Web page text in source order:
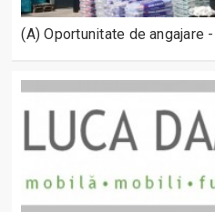
(A) Oportunitate de angajare